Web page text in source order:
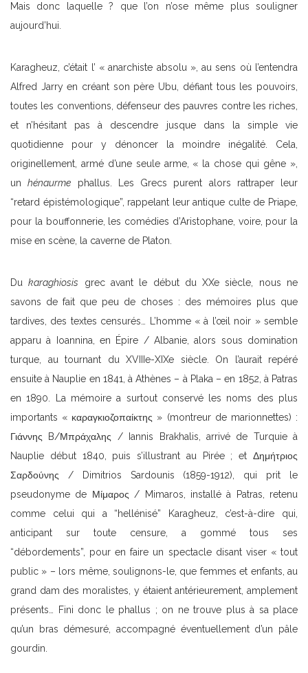
Mais donc laquelle ? que l’on n’ose même plus souligner
aujourd’hui.
Karagheuz, c’était l’ « anarchiste absolu », au sens où l’entendra
Alfred Jarry en créant son père Ubu, défiant tous les pouvoirs,
toutes les conventions, défenseur des pauvres contre les riches,
et n’hésitant pas à descendre jusque dans la simple vie
quotidienne pour y dénoncer la moindre inégalité. Cela,
originellement, armé d’une seule arme, « la chose qui gêne »,
unhénaurme phallus. Les Grecs purent alors rattraper leur
“retard épistémologique”, rappelant leur antique culte de Priape,
pour la bouffonnerie, les comédies d’Aristophane, voire, pour la
mise en scène, la caverne de Platon.
Dukaraghiosis grec avant le début du XXe siècle, nous ne
savons de fait que peu de choses : des mémoires plus que
tardives, des textes censurés… L’homme « à l’œil noir » semble
apparu à Ioannina, en Épire / Albanie, alors sous domination
turque, au tournant du XVIIIe-XIXe siècle. On l’aurait repéré
ensuite à Nauplie en 1841, à Athènes – à Plaka – en 1852, à Patras
en 1890. La mémoire a surtout conservé les noms des plus
importants « καραγκιοζοπαίκτης » (montreur de marionnettes) :
Γιάννης B/Μπράχαλης / Iannis Brakhalis, arrivé de Turquie à
Nauplie début 1840, puis s’illustrant au Pirée ; et Δημήτριος
Σαρδούνης / Dimitrios Sardounis (1859-1912), qui prit le
pseudonyme de Μίμαρος / Mimaros, installé à Patras, retenu
comme celui qui a “hellénisé” Karagheuz, c’est-à-dire qui,
anticipant sur toute censure, a gommé tous ses
“débordements”, pour en faire un spectacle disant viser « tout
public » – lors même, soulignons-le, que femmes et enfants, au
grand dam des moralistes, y étaient antérieurement, amplement
présents… Fini donc le phallus ; on ne trouve plus à sa place
qu’un bras démesuré, accompagné éventuellement d’un pâle
gourdin.